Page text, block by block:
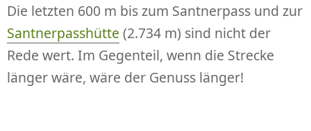
Die letzten 600 m bis zum Santnerpass und zur
Santnerpasshütte (2.734 m) sind nicht der
Rede wert. Im Gegenteil, wenn die Strecke
länger wäre, wäre der Genuss länger!